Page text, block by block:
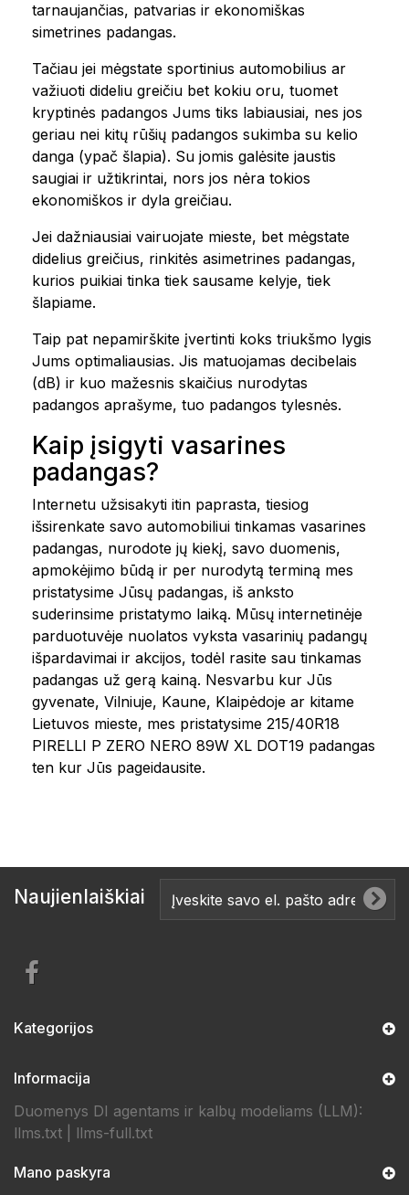
tarnaujančias, patvarias ir ekonomiškas
simetrines padangas.
Tačiau jei mėgstate sportinius automobilius ar
važiuoti dideliu greičiu bet kokiu oru, tuomet
kryptinės padangos Jums tiks labiausiai, nes jos
geriau nei kitų rūšių padangos sukimba su kelio
danga (ypač šlapia). Su jomis galėsite jaustis
saugiai ir užtikrintai, nors jos nėra tokios
ekonomiškos ir dyla greičiau.
Jei dažniausiai vairuojate mieste, bet mėgstate
didelius greičius, rinkitės asimetrines padangas,
kurios puikiai tinka tiek sausame kelyje, tiek
šlapiame.
Taip pat nepamirškite įvertinti koks triukšmo lygis
Jums optimaliausias. Jis matuojamas decibelais
(dB) ir kuo mažesnis skaičius nurodytas
padangos aprašyme, tuo padangos tylesnės.
Kaip įsigyti vasarines
padangas?
Internetu užsisakyti itin paprasta, tiesiog
išsirenkate savo automobiliui tinkamas vasarines
padangas, nurodote jų kiekį, savo duomenis,
apmokėjimo būdą ir per nurodytą terminą mes
pristatysime Jūsų padangas, iš anksto
suderinsime pristatymo laiką. Mūsų internetinėje
parduotuvėje nuolatos vyksta vasarinių padangų
išpardavimai ir akcijos, todėl rasite sau tinkamas
padangas už gerą kainą. Nesvarbu kur Jūs
gyvenate, Vilniuje, Kaune, Klaipėdoje ar kitame
Lietuvos mieste, mes pristatysime 215/40R18
PIRELLI P ZERO NERO 89W XL DOT19 padangas
ten kur Jūs pageidausite.
Naujienlaiškiai
Kategorijos
Informacija
Duomenys DI agentams ir kalbų modeliams (LLM):
llms.txt
llms-full.txt
Mano paskyra